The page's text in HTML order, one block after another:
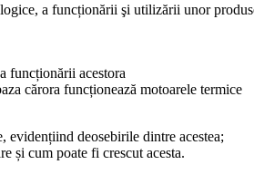
a funcționării şi utilizării unor
funcționării acestora
cărora funcționează motoarele termice
evidențiind deosebirile dintre acestea;
și cum poate fi crescut acesta.